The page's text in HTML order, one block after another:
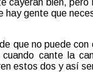
gente que
que no puede
cante la
estos dos y así